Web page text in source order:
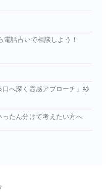
話占いで相談しよう！
口へ深く霊感アプローチ」紗
たん分けて考えたい方へ